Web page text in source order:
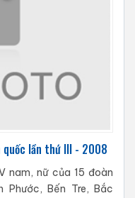
quốc lần thứ III - 2008
nam, nữ của 15 đoàn
Phước, Bến Tre, Bắc